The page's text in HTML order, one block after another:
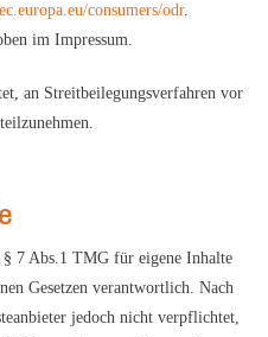
consumers/odr.
im Impressum.
an Streitbeilegungsverfahren vor
7 Abs.1 TMG für eigene Inhalte
Gesetzen verantwortlich. Nach
jedoch nicht verpflichtet,